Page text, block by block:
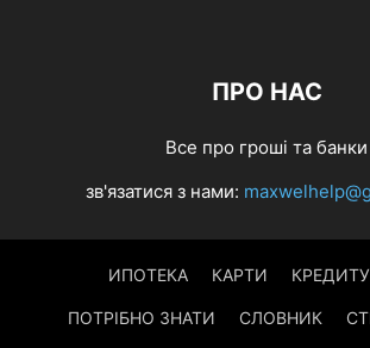
ПРО НАС
Все про гроші та банки
зв'язатися з нами:
ИПОТЕКА КАРТИ
ПОТРІБНО ЗНАТИ СЛОВНИК